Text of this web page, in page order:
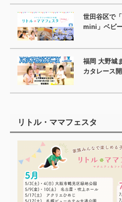
世田谷区で
mini」ベビ
福岡 大野城
カタレース
リトル・ママフェスタ